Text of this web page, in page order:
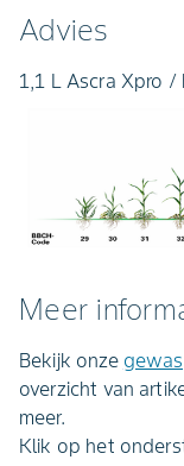
Advies
1,1 L Ascra Xpro /
Meer
Bekijk onze
overzicht van
meer.
Klik op het